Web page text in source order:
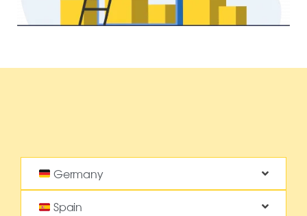
Germany
Spain